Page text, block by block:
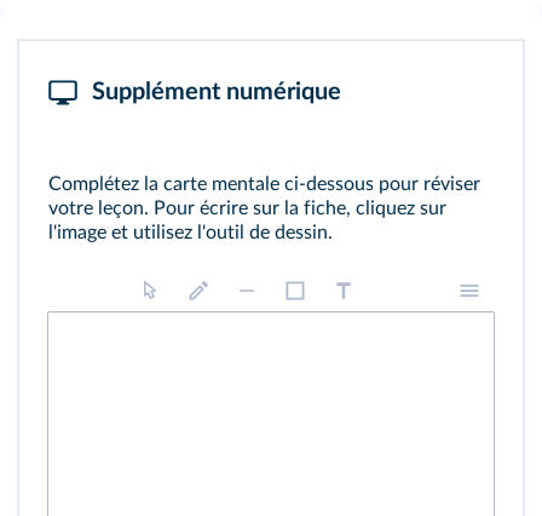
Supplément numérique
Complétez la carte mentale ci‑dessous pour réviser
votre leçon. Pour écrire sur la fiche, cliquez sur
l'image et utilisez l'outil de dessin.